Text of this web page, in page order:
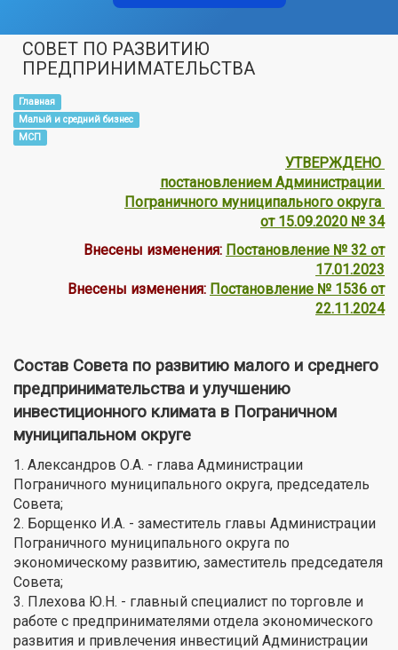
СОВЕТ ПО РАЗВИТИЮ
ПРЕДПРИНИМАТЕЛЬСТВА
Главная
Малый и средний бизнес
МСП
УТВЕРЖДЕНО
постановлением Администрации
Пограничного муниципального округа
от 15.09.2020 № 34
Внесены изменения: Постановление № 32 от
17.01.2023
Внесены изменения: Постановление № 1536 от
22.11.2024
Состав Совета по развитию малого и среднего
предпринимательства и улучшению
инвестиционного климата в Пограничном
муниципальном округе
1. Александров О.А. - глава Администрации
Пограничного муниципального округа, председатель
Совета;
2. Борщенко И.А. - заместитель главы Администрации
Пограничного муниципального округа по
экономическому развитию, заместитель председателя
Совета;
3. Плехова Ю.Н. - главный специалист по торговле и
работе с предпринимателями отдела экономического
развития и привлечения инвестиций Администрации